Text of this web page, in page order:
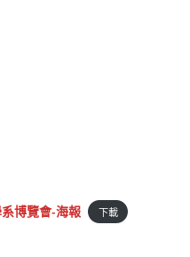
博覽會-海報 下載